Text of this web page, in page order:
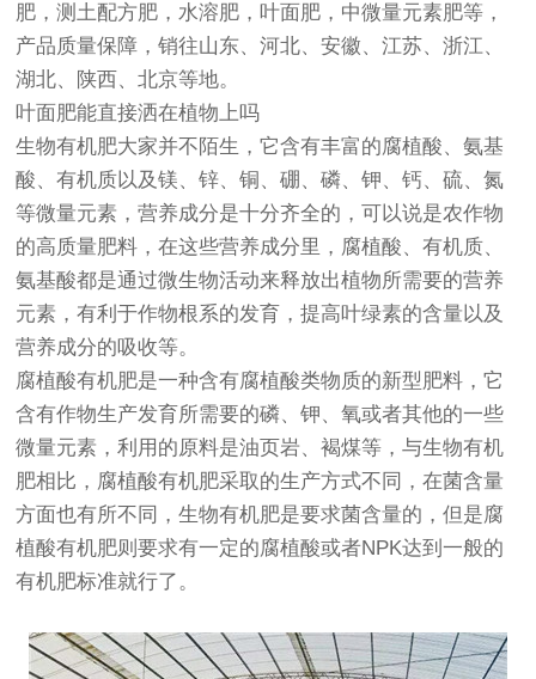
肥，测土配方肥，水溶肥，叶面肥，中微量元素肥等，
产品质量保障，销往山东、河北、安徽、江苏、浙江、
湖北、陕西、北京等地。
叶面肥能直接洒在植物上吗
生物有机肥大家并不陌生，它含有丰富的腐植酸、氨基
酸、有机质以及镁、锌、铜、硼、磷、钾、钙、硫、氮
等微量元素，营养成分是十分齐全的，可以说是农作物
的高质量肥料，在这些营养成分里，腐植酸、有机质、
氨基酸都是通过微生物活动来释放出植物所需要的营养
元素，有利于作物根系的发育，提高叶绿素的含量以及
营养成分的吸收等。
腐植酸有机肥是一种含有腐植酸类物质的新型肥料，它
含有作物生产发育所需要的磷、钾、氧或者其他的一些
微量元素，利用的原料是油页岩、褐煤等，与生物有机
肥相比，腐植酸有机肥采取的生产方式不同，在菌含量
方面也有所不同，生物有机肥是要求菌含量的，但是腐
植酸有机肥则要求有一定的腐植酸或者NPK达到一般的
有机肥标准就行了。